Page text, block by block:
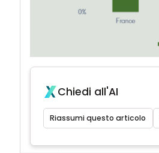
Chiedi all'AI
Riassumi questo articolo